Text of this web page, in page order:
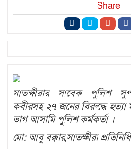
Share
সাতক্ষীরার সাবেক পুলিশ
কবীরসহ ২৭ জনের বিরুদ্ধে হত্যা
ভাগ আসামি পুলিশ কর্মকর্তা ।
মো: আবু বক্কার,সাতক্ষীরা